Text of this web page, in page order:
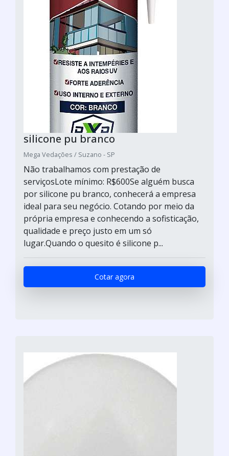
silicone pu branco
Mega Vedações / Suzano - SP
Não trabalhamos com prestação de
serviçosLote mínimo: R$600Se alguém busca
por silicone pu branco, conhecerá a empresa
ideal para seu negócio. Cotando por meio da
própria empresa e conhecendo a sofisticação,
qualidade e preço justo em um só
lugar.Quando o quesito é silicone p...
Cotar agora